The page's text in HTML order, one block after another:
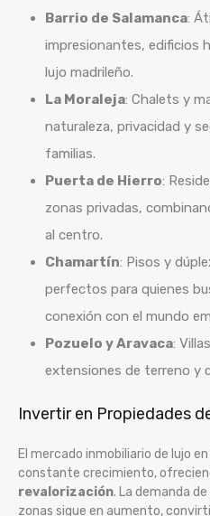
Barrio de Salamanca:
impresionantes, edificios
lujo madrileño.
La Moraleja: Chalets y
naturaleza, privacidad y
familias.
Puerta de Hierro:
zonas privadas,
al centro.
Chamartín: Pisos y
perfectos para quienes
conexión con el mundo
Pozuelo y Aravaca:
extensiones de terreno y
Invertir en Propiedades
El mercado inmobiliario de lujo
constante crecimiento,
revalorización. La demanda
zonas sigue en aumento,